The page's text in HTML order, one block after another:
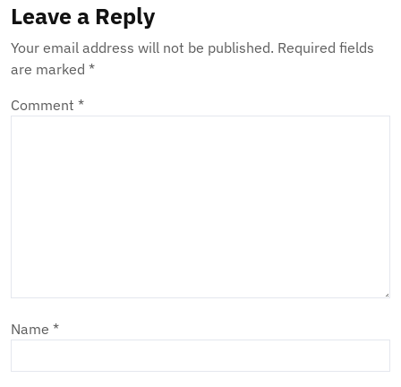
Leave a Reply
Your email address will not be published. Required fields
are marked *
Comment *
Name *